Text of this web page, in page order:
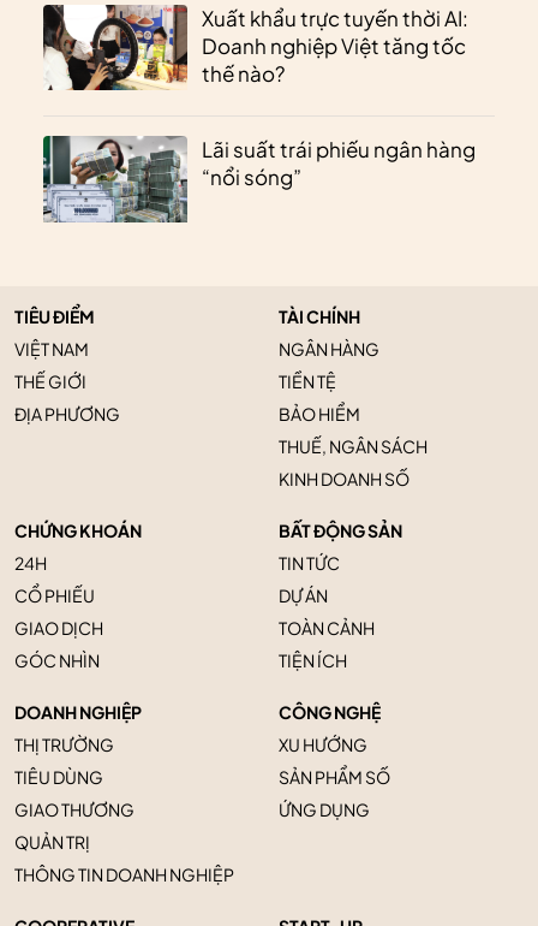
Xuất khẩu trực tuyến thời AI:
Doanh nghiệp Việt tăng tốc
thế nào?
Lãi suất trái phiếu ngân hàng
“nổi sóng”
TIÊU ĐIỂM
VIỆT NAM
THẾ GIỚI
ĐỊA PHƯƠNG
TÀI CHÍNH
NGÂN HÀNG
TIỀN TỆ
BẢO HIỂM
THUẾ, NGÂN SÁCH
KINH DOANH SỐ
CHỨNG KHOÁN
24H
CỔ PHIẾU
GIAO DỊCH
GÓC NHÌN
BẤT ĐỘNG SẢN
TIN TỨC
DỰ ÁN
TOÀN CẢNH
TIỆN ÍCH
DOANH NGHIỆP
THỊ TRƯỜNG
TIÊU DÙNG
GIAO THƯƠNG
QUẢN TRỊ
THÔNG TIN DOANH NGHIỆP
CÔNG NGHỆ
XU HƯỚNG
SẢN PHẨM SỐ
ỨNG DỤNG